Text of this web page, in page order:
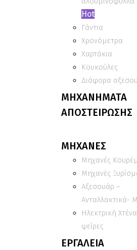
Hot
Γάντια
Χρονόμετρα
Χαρτάκια
Κουκούλες
Διάφορα
ΜΗΧΑΝΗΜΑΤΑ
ΑΠΟΣΤΕΙΡΩΣΗΣ
ΜΗΧΑΝΕΣ
Μηχανές
Μηχανές
Αξεσουάρ –
Ανταλλακτικά-
Ηλεκτρική
ψείρες
ΕΡΓΑΛΕΙΑ